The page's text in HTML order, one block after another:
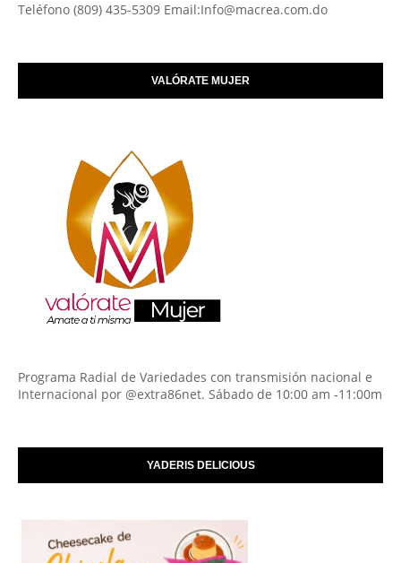
Teléfono (809) 435-5309 Email:Info@macrea.com.do
VALÓRATE MUJER
Programa Radial de Variedades con transmisión nacional e
Internacional por @extra86net. Sábado de 10:00 am -11:00m
YADERIS DELICIOUS